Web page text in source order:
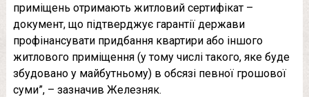
приміщень отримають житловий сертифікат –
документ, що підтверджує гарантії держави
профінансувати придбання квартири або іншого
житлового приміщення (у тому числі такого, яке буде
збудовано у майбутньому) в обсязі певної грошової
суми”, – зазначив Железняк.